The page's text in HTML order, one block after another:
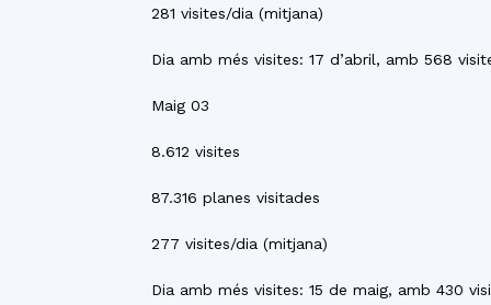
281 visites/dia (mitjana)
Dia amb més visites: 17 d’abril, amb 568
Maig 03
8.612 visites
87.316 planes visitades
277 visites/dia (mitjana)
Dia amb més visites: 15 de maig, amb 430